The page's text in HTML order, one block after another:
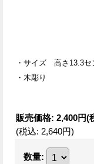
・サイズ 高さ13.3セ
・木彫り
販売価格: 2,400円(
(税込: 2,640円)
数量: